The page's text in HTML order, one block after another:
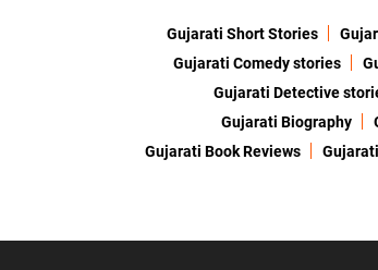
Gujarati Short Stories
Gujarati Comedy stories
Gujarati Detective
Gujarati Biography
Gujarati Book Reviews